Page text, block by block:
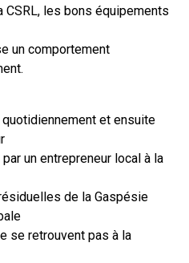
les bons équipements
un comportement
et ensuite
un entrepreneur local à la
de la Gaspésie
se retrouvent pas à la